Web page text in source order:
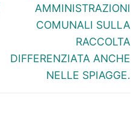
AMMINISTRAZIONI
COMUNALI SULLA
RACCOLTA
DIFFERENZIATA ANCHE
NELLE SPIAGGE.